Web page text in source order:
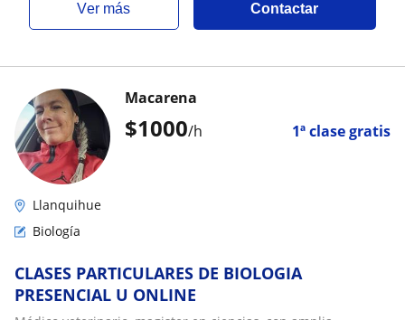
ver más Contactar
$1000/h 1ª clase gratis
Macarena
Llanquihue
Biología
CLASES PARTICULARES DE BIOLOGIA
PRESENCIAL U ONLINE